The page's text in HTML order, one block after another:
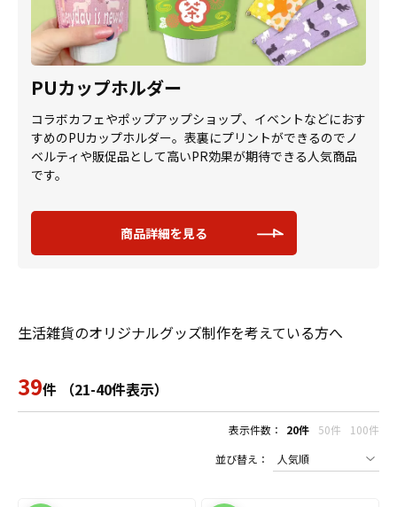
PUカップホルダー
コラボカフェやポップアップショップ、イベントなどにおす
すめのPUカップホルダー。表裏にプリントができるのでノ
ベルティや販促品として高いPR効果が期待できる人気商品
です。
商品詳細を見る
生活雑貨のオリジナルグッズ制作を考えている方へ
39件 （21-40件表示）
表示件数： 20件 50件
100件
並び替え：